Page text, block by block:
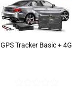
GPS Tracker Basic + 4G